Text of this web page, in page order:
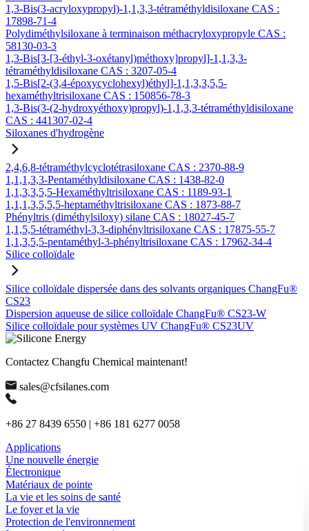
1,3-Bis(3-acryloxypropyl)-1,1,3,3-tétraméthyldisiloxane CAS :
17898-71-4
Polydiméthylsiloxane à terminaison méthacryloxypropyle CAS :
58130-03-3
1,3-Bis[3-[3-éthyl-3-oxétanyl)méthoxy]propyl]-1,1,3,3-
tétraméthyldisiloxane CAS : 3207-05-4
1,5-Bis[2-(3,4-époxycyclohexyl)éthyl]-1,1,3,3,5,5-
hexaméthyltrisiloxane CAS : 150856-78-3
1,3-Bis(3-(2-hydroxyéthoxy)propyl)-1,1,3,3-tétraméthyldisiloxane
CAS : 441307-02-4
Siloxanes d'hydrogène
2,4,6,8-tétraméthylcyclotétrasiloxane CAS : 2370-88-9
1,1,1,3,3-Pentaméthyldisiloxane CAS : 1438-82-0
1,1,3,3,5,5-Hexaméthyltrisiloxane CAS : 1189-93-1
1,1,1,3,5,5,5-heptaméthyltrisiloxane CAS : 1873-88-7
Phényltris (diméthylsiloxy) silane CAS : 18027-45-7
1,1,5,5-tétraméthyl-3,3-diphényltrisiloxane CAS : 17875-55-7
1,1,3,5,5-pentaméthyl-3-phényltrisiloxane CAS : 17962-34-4
Silice colloïdale
Silice colloïdale dispersée dans des solvants organiques ChangFu®
CS23
Dispersion aqueuse de silice colloïdale ChangFu® CS23-W
Silice colloïdale pour systèmes UV ChangFu® CS23UV
Contactez Changfu Chemical maintenant!
sales@cfsilanes.com
+86 27 8439 6550 | +86 181 6277 0058
Applications
Une nouvelle énergie
Électronique
Matériaux de pointe
La vie et les soins de santé
Le foyer et la vie
Protection de l'environnement